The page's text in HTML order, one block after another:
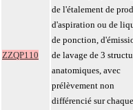
ZZQP110
de l'étalement de
d'aspiration ou de
de ponction,
de lavage de 3
anatomiques, avec
prélèvement non
différencié sur chaque